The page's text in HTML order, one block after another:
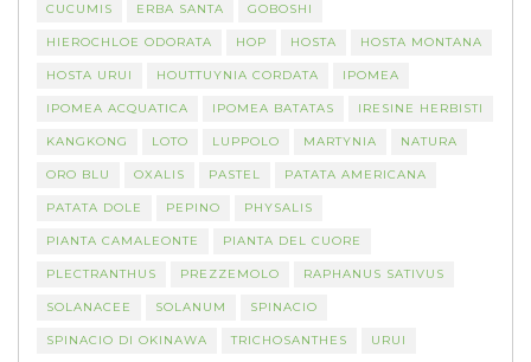
CUCUMIS ERBA SANTA GOBOSHI
HIEROCHLOE ODORATA HOP HOSTA HOSTA MONTANA
HOSTA URUI HOUTTUYNIA CORDATA IPOMEA
IPOMEA ACQUATICA IPOMEA BATATAS IRESINE HERBISTI
KANGKONG LOTO LUPPOLO MARTYNIA NATURA
ORO BLU OXALIS PASTEL PATATA AMERICANA
PATATA DOLE PEPINO PHYSALIS
PIANTA CAMALEONTE PIANTA DEL CUORE
PLECTRANTHUS PREZZEMOLO RAPHANUS SATIVUS
SOLANACEE SOLANUM SPINACIO
SPINACIO DI OKINAWA TRICHOSANTHES URUI